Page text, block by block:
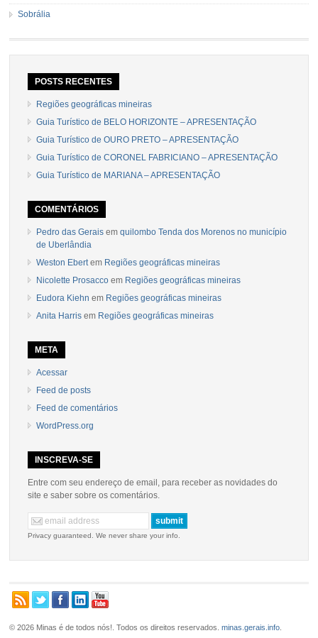
Sobrália
POSTS RECENTES
Regiões geográficas mineiras
Guia Turístico de BELO HORIZONTE – APRESENTAÇÃO
Guia Turístico de OURO PRETO – APRESENTAÇÃO
Guia Turístico de CORONEL FABRICIANO – APRESENTAÇÃO
Guia Turístico de MARIANA – APRESENTAÇÃO
COMENTÁRIOS
Pedro das Gerais emquilombo Tenda dos Morenos no município
de Uberlândia
Weston Ebertem Regiões geográficas mineiras
Nicolette Prosacco em Regiões geográficas mineiras
Eudora Kiehn em Regiões geográficas mineiras
Anita Harris em Regiões geográficas mineiras
META
Acessar
Feed de posts
Feed de comentários
WordPress.org
INSCREVA-SE
Entre com seu endereço de email, para receber as novidades do
site e saber sobre os comentários.
Privacy guaranteed. We never share your info.
© 2026 Minas é de todos nós!. Todos os direitos reservados.minas.gerais.info